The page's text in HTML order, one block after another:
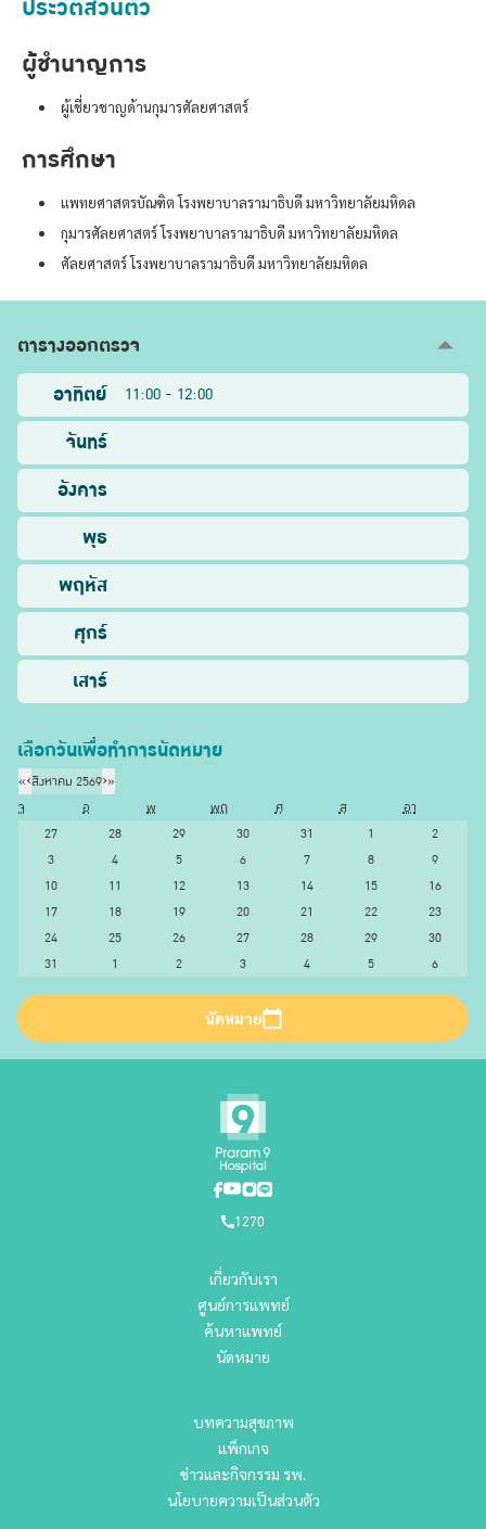
ผู้ชำนาญการ
ผู้เชี่ยวชาญด้านกุมารศัลยศาสตร์
การศึกษา
แพทยศาสตรบัณฑิต โรงพยาบาลรามาธิบดี มหาวิทยาลัยมหิดล
กุมารศัลยศาสตร์ โรงพยาบาลรามาธิบดี มหาวิทยาลัยมหิดล
ศัลยศาสตร์ โรงพยาบาลรามาธิบดี มหาวิทยาลัยมหิดล
ตารางออกตรวจ
อาทิตย์
11:00 - 12:00
จันทร์
อังคาร
พุธ
พฤหัส
ศุกร์
เสาร์
เลือกวันเพื่อทำการนัดหมาย
«‹สิงหาคม 2569›»
จ
อ พ พฤ ศ ส
อา
27
28 29 30 31 1
2
3
4 5 6 7 8
9
10
11 12 13 14 15
16
17
18 19 20 21 22
23
24
25 26 27 28 29
30
31
1 2 3 4 5 6
นัดหมาย
1270
เกี่ยวกับเรา
ศูนย์การแพทย์
ค้นหาแพทย์
นัดหมาย
บทความสุขภาพ
แพ็กเกจ
ข่าวและกิจกรรม รพ.
นโยบายความเป็นส่วนตัว